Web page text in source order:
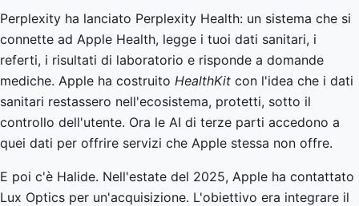
Perplexity ha lanciato Perplexity Health: un sistema che si
connette ad Apple Health, legge i tuoi dati sanitari, i
referti, i risultati di laboratorio e risponde a domande
mediche. Apple ha costruito HealthKit con l'idea che i dati
sanitari restassero nell'ecosistema, protetti, sotto il
controllo dell'utente. Ora le AI di terze parti accedono a
quei dati per offrire servizi che Apple stessa non offre.
E poi c'è Halide. Nell'estate del 2025, Apple ha contattato
Lux Optics per un'acquisizione. L'obiettivo era integrare il